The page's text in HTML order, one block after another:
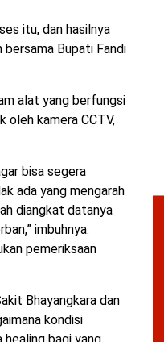
itu, dan hasilnya
bersama Bupati Fandi
alat yang berfungsi
oleh kamera CCTV,
bisa segera
ada yang mengarah
diangkat datanya
imbuhnya.
pemeriksaan
Bhayangkara dan
kondisi